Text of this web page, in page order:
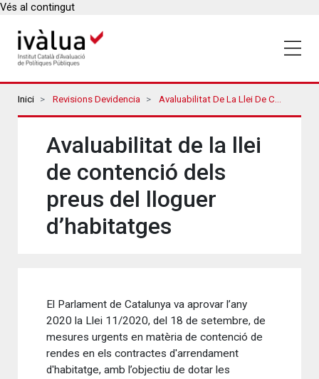
Vés al contingut
Breadcrumbs
Inici Revisions Devidencia Avaluabilitat De La Llei De Contenció Dels Preus Del Lloguer D’habitatges
Avaluabilitat de la llei
de contenció dels
preus del lloguer
d’habitatges
El Parlament de Catalunya va aprovar l’any
2020 la Llei 11/2020, del 18 de setembre, de
mesures urgents en matèria de contenció de
rendes en els contractes d'arrendament
d'habitatge, amb l’objectiu de dotar les